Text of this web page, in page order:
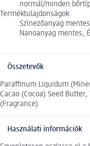
normál/minden
Terméktulajdonságok:
Színezőanyag
Nanoanyag mentes,
Összetevők
Paraffinum Liquidum
Cacao (Cocoa) Seed
(Fragrance)
Használati információk